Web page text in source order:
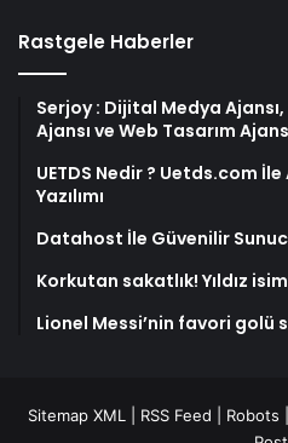
Rastgele Haberler
Serjoy : Dijital Medya
Ajansı ve Web Tasarım
UETDS Nedir ? Uetds.com İle
Yazılımı
Datahost İle Güvenilir
Korkutan sakatlık! Yıldız
Lionel Messi’nin favori golü
Sitemap XML RSS Feed Robots